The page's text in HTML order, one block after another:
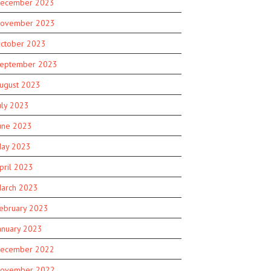
2023
2023
2023
2023
2023
2023
2023
2023
2023
2023
2023
2023
2022